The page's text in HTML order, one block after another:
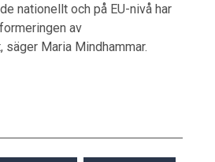
nationellt och på EU-nivå har
av
Maria Mindhammar.